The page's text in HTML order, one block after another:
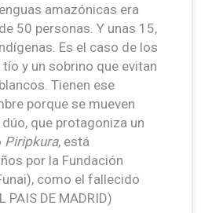
amazónicas era
50 personas. Y unas 15,
Es el caso de los
y un sobrino que evitan
Tienen ese
porque se mueven
que protagoniza un
Piripkura, está
por la Fundación
como el fallecido
DE MADRID)